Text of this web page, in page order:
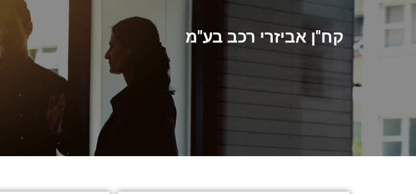
קח"ן אביזרי רכב בע"מ